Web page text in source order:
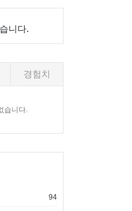
후기새 창 열림
쿠폰 4개 국내 일
림
사지
표 카페 휴대폰
니다.
경험치
습니다.
94